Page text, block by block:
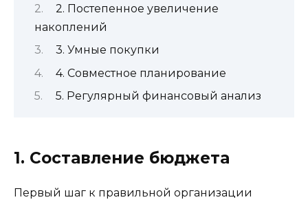
2. Постепенное увеличение
накоплений
3. Умные покупки
4. Совместное планирование
5. Регулярный финансовый анализ
1. Составление бюджета
Первый шаг к правильной организации